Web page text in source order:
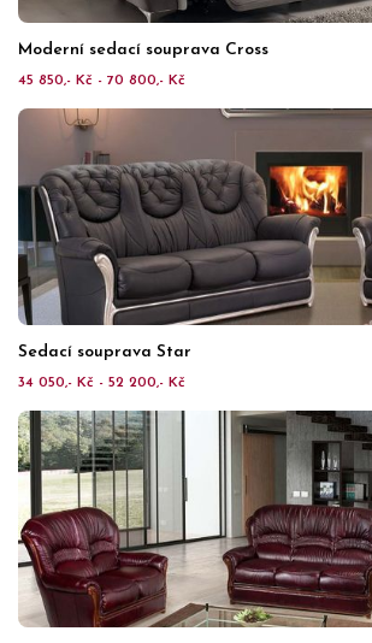
Moderní sedací souprava Cross
45 850,- Kč - 70 800,- Kč
Sedací souprava Star
34 050,- Kč - 52 200,- Kč